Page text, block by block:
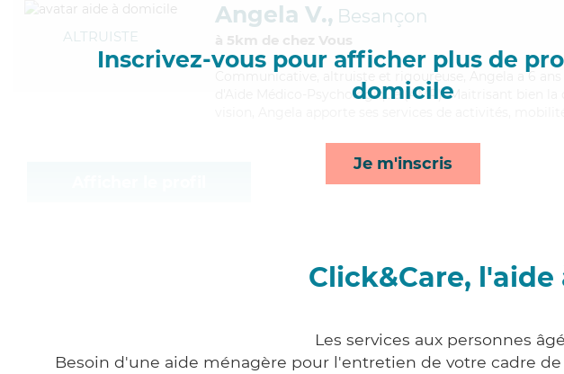
Inscrivez-vous pour afficher plus de
domicile
Je m'inscris
ALTRUISTE
Angela V., Besançon
à 5km de chez Vous
Communicative
, altruiste et rigoureuse, Angela a 6
d'Aide Médico-Psychologique (AMP). Maitrisant bien la
Click&Care,
Les services aux personnes
Besoin d'une aide ménagère pour l'entretien de votre cadre